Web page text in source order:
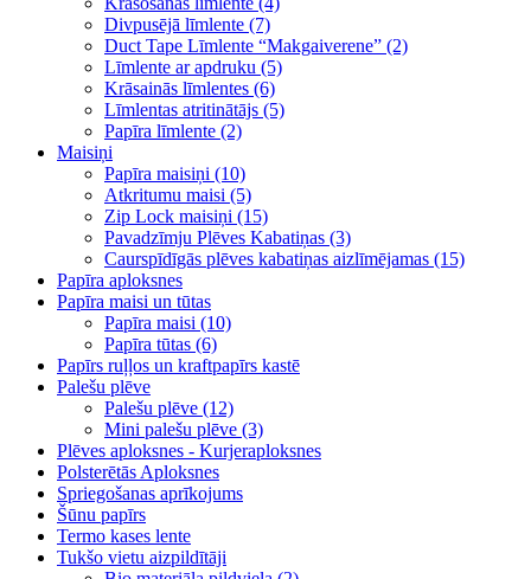
Divpusējā līmlente (7)
Duct Tape Līmlente “Makgaiverene” (2)
Līmlente ar apdruku (5)
Krāsainās līmlentes (6)
Līmlentas atritinātājs (5)
Papīra līmlente (2)
Maisiņi
Papīra maisiņi (10)
Atkritumu maisi (5)
Zip Lock maisiņi (15)
Pavadzīmju Plēves Kabatiņas (3)
Caurspīdīgās plēves kabatiņas aizlīmējamas (15)
Papīra aploksnes
Papīra maisi un tūtas
Papīra maisi (10)
Papīra tūtas (6)
Papīrs ruļļos un kraftpapīrs kastē
Palešu plēve
Palešu plēve (12)
Mini palešu plēve (3)
Plēves aploksnes - Kurjeraploksnes
Polsterētās Aploksnes
Spriegošanas aprīkojums
Šūnu papīrs
Termo kases lente
Tukšo vietu aizpildītāji